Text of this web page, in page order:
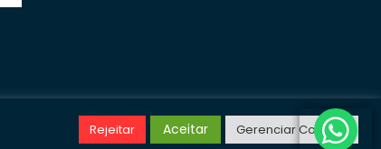
Rejeitar Aceitar Gerenciar Cookies